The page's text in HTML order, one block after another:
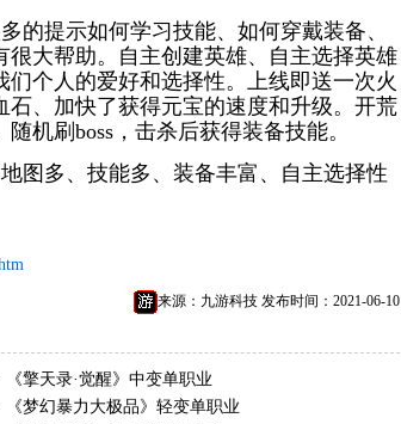
的提示如何学习技能、如何穿戴装备、
大帮助。自主创建英雄、自主选择英雄
个人的爱好和选择性。上线即送一次火
、加快了获得元宝的速度和升级。开荒
随机刷 boss ，击杀后获得装备技能。
图多、技能多、装备丰富、自主选择性
来源：九游科技 发布时间：2021-06-10
《擎天录·觉醒》中变单职业
《梦幻暴力大极品》轻变单职业